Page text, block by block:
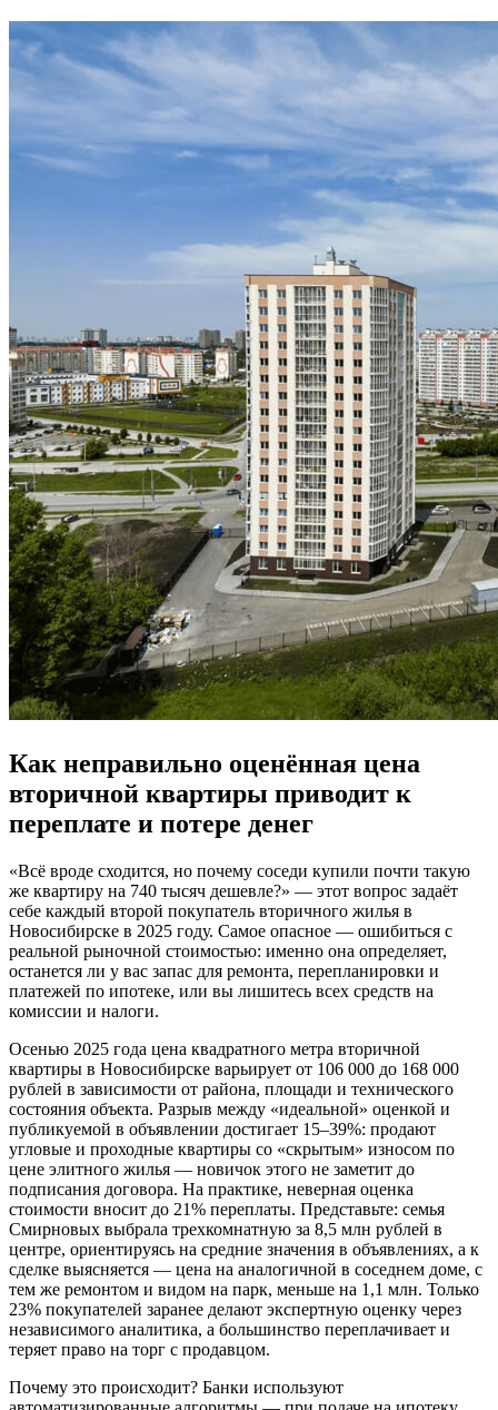
Как неправильно оценённая цена
вторичной квартиры приводит к
переплате и потере денег
«Всё вроде сходится, но почему соседи купили почти такую
же квартиру на 740 тысяч дешевле?» — этот вопрос задаёт
себе каждый второй покупатель вторичного жилья в
Новосибирске в 2025 году. Самое опасное — ошибиться с
реальной рыночной стоимостью: именно она определяет,
останется ли у вас запас для ремонта, перепланировки и
платежей по ипотеке, или вы лишитесь всех средств на
комиссии и налоги.
Осенью 2025 года цена квадратного метра вторичной
квартиры в Новосибирске варьирует от 106 000 до 168 000
рублей в зависимости от района, площади и технического
состояния объекта. Разрыв между «идеальной» оценкой и
публикуемой в объявлении достигает 15–39%: продают
угловые и проходные квартиры со «скрытым» износом по
цене элитного жилья — новичок этого не заметит до
подписания договора. На практике, неверная оценка
стоимости вносит до 21% переплаты. Представьте: семья
Смирновых выбрала трехкомнатную за 8,5 млн рублей в
центре, ориентируясь на средние значения в объявлениях, а к
сделке выясняется — цена на аналогичной в соседнем доме, с
тем же ремонтом и видом на парк, меньше на 1,1 млн. Только
23% покупателей заранее делают экспертную оценку через
независимого аналитика, а большинство переплачивает и
теряет право на торг с продавцом.
Почему это происходит? Банки используют